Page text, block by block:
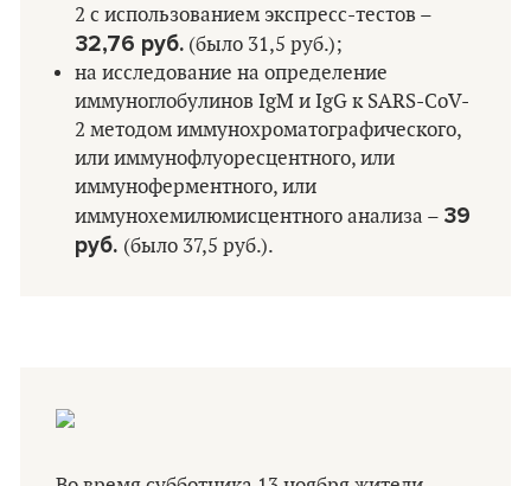
2 с использованием экспресс-тестов –
32,76 руб. (было 31,5 руб.);
на исследование на определение
иммуноглобулинов IgM и IgG к SARS-CoV-
2 методом иммунохроматографического,
или иммунофлуоресцентного, или
иммуноферментного, или
иммунохемилюмисцентного анализа – 39
руб. (было 37,5 руб.).